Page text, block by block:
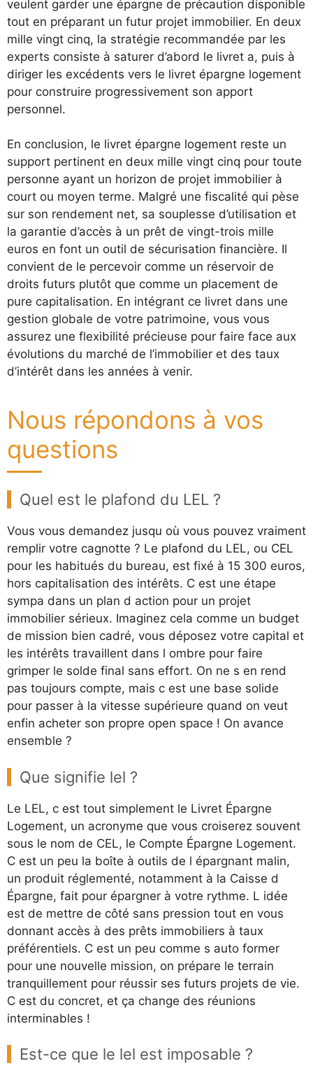
veulent garder une épargne de précaution disponible
tout en préparant un futur projet immobilier. En deux
mille vingt cinq, la stratégie recommandée par les
experts consiste à saturer d’abord le livret a, puis à
diriger les excédents vers le livret épargne logement
pour construire progressivement son apport
personnel.
En conclusion, le livret épargne logement reste un
support pertinent en deux mille vingt cinq pour toute
personne ayant un horizon de projet immobilier à
court ou moyen terme. Malgré une fiscalité qui pèse
sur son rendement net, sa souplesse d’utilisation et
la garantie d’accès à un prêt de vingt-trois mille
euros en font un outil de sécurisation financière. Il
convient de le percevoir comme un réservoir de
droits futurs plutôt que comme un placement de
pure capitalisation. En intégrant ce livret dans une
gestion globale de votre patrimoine, vous vous
assurez une flexibilité précieuse pour faire face aux
évolutions du marché de l’immobilier et des taux
d’intérêt dans les années à venir.
Nous répondons à vos
questions
Quel est le plafond du LEL ?
Vous vous demandez jusqu où vous pouvez vraiment
remplir votre cagnotte ? Le plafond du LEL, ou CEL
pour les habitués du bureau, est fixé à 15 300 euros,
hors capitalisation des intérêts. C est une étape
sympa dans un plan d action pour un projet
immobilier sérieux. Imaginez cela comme un budget
de mission bien cadré, vous déposez votre capital et
les intérêts travaillent dans l ombre pour faire
grimper le solde final sans effort. On ne s en rend
pas toujours compte, mais c est une base solide
pour passer à la vitesse supérieure quand on veut
enfin acheter son propre open space ! On avance
ensemble ?
Que signifie lel ?
Le LEL, c est tout simplement le Livret Épargne
Logement, un acronyme que vous croiserez souvent
sous le nom de CEL, le Compte Épargne Logement.
C est un peu la boîte à outils de l épargnant malin,
un produit réglementé, notamment à la Caisse d
Épargne, fait pour épargner à votre rythme. L idée
est de mettre de côté sans pression tout en vous
donnant accès à des prêts immobiliers à taux
préférentiels. C est un peu comme s auto former
pour une nouvelle mission, on prépare le terrain
tranquillement pour réussir ses futurs projets de vie.
C est du concret, et ça change des réunions
interminables !
Est-ce que le lel est imposable ?